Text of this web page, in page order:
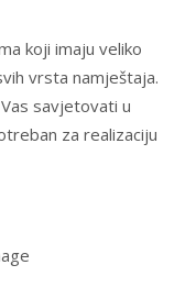
koji imaju veliko
vrsta namještaja.
savjetovati u
za realizaciju